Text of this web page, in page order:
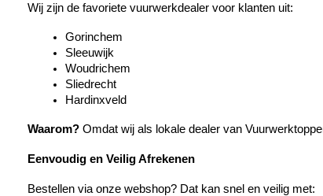
Wij zijn de favoriete vuurwerkdealer voor klanten uit:
Gorinchem
Sleeuwijk
Woudrichem
Sliedrecht
Hardinxveld
Waarom? Omdat wij als lokale dealer van
Eenvoudig en Veilig Afrekenen
Bestellen via onze webshop? Dat kan snel en veilig met: